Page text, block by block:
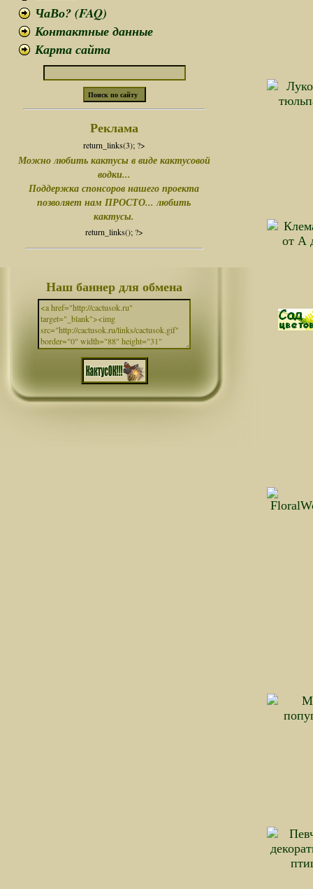
ЧаВо? (FAQ)
Контактные данные
Карта сайта
Реклама
return_links(3); ?>
Можно любить кактусы в виде кактусовой
водки...
Поддержка спонсоров нашего проекта
позволяет нам ПРОСТО... любить
кактусы.
return_links(); ?>
Наш баннер для обмена